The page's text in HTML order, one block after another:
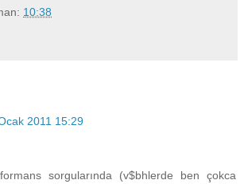
10:38
2011 15:29
sorgularında (v$bhlerde ben çokca